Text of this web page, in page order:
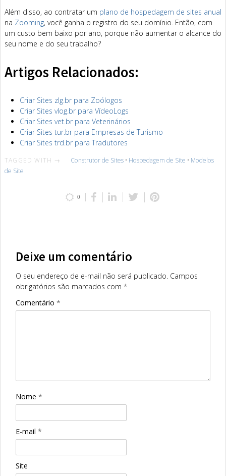
Além disso, ao contratar um plano de hospedagem de sites anual
na Zooming, você ganha o registro do seu domínio. Então, com
um custo bem baixo por ano, porque não aumentar o alcance do
seu nome e do seu trabalho?
Artigos Relacionados:
Criar Sites zlg.br para Zoólogos
Criar Sites vlog.br para VídeoLogs
Criar Sites vet.br para Veterinários
Criar Sites tur.br para Empresas de Turismo
Criar Sites trd.br para Tradutores
TAGGED WITH → Construtor de Sites• Hospedagem de Site • Modelos
de Site
0
Deixe um comentário
O seu endereço de e-mail não será publicado. Campos
obrigatórios são marcados com *
Comentário *
Nome *
E-mail *
Site